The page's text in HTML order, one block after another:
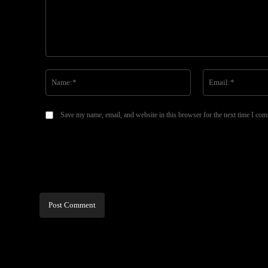
Save my name, email, and website in this browser for the next time I